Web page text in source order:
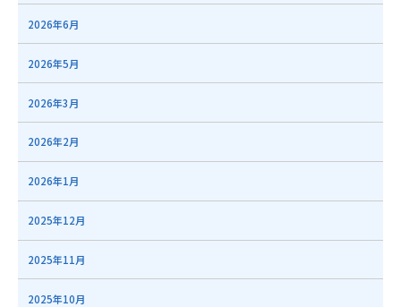
2026年6月
2026年5月
2026年3月
2026年2月
2026年1月
2025年12月
2025年11月
2025年10月